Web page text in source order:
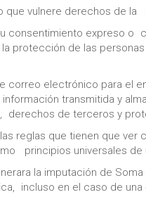
que vulnere derechos de
expreso o
protección de las
correo electrónico para el
transmitida y
derechos de terceros y
reglas que tienen que
principios universales de
la imputación de
incluso en el caso de